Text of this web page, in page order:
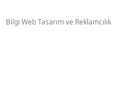
Bilgi Web Tasarım ve Reklamcılık